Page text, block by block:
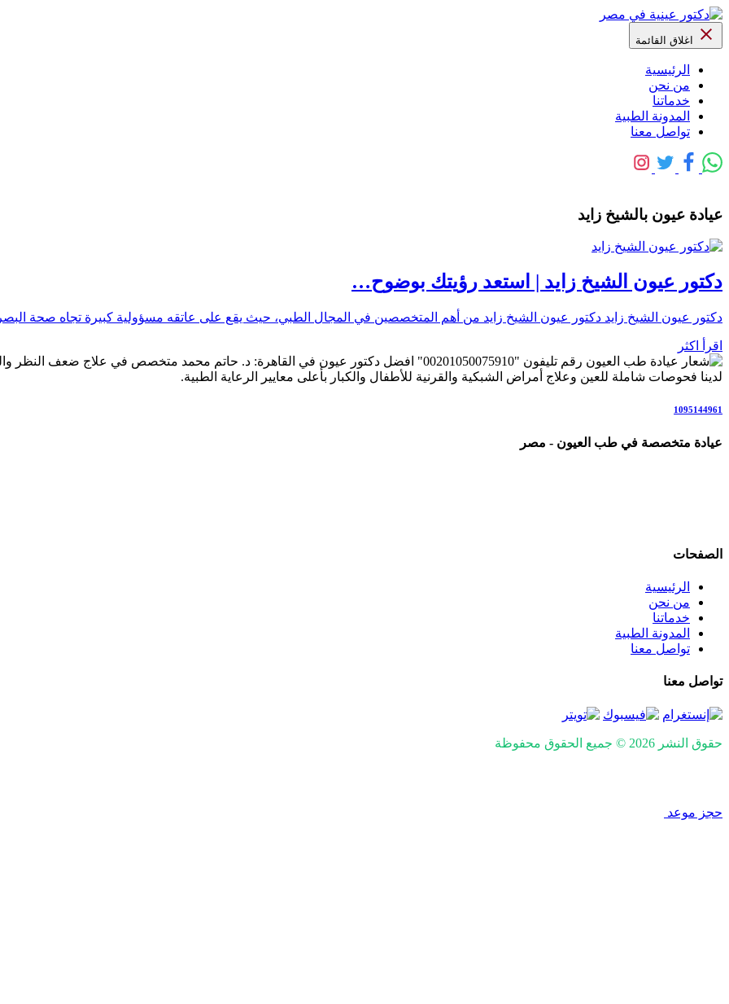
اغلاق القائمة
الرئيسية
من نحن
خدماتنا
المدونة الطبية
تواصل معنا
عيادة عيون بالشيخ زايد
دكتور عيون الشيخ زايد | استعد رؤيتك بوضوح…
دكتور عيون الشيخ زايد دكتور عيون الشيخ زايد من أهم المتخصصين في المجال الطبي، حيث يقع على عاتقه مسؤولية كبيرة تجاه صحة
اقرأ اكثر
رقم تليفون "00201050075910" افضل دكتور عيون في القاهرة: د. حاتم محمد متخصص في علاج ضعف
لدينا فحوصات شاملة للعين وعلاج أمراض الشبكية والقرنية للأطفال والكبار بأعلى معايير الرعاية الطبية.
1095144961
عيادة متخصصة في طب العيون - مصر
الصفحات
الرئيسية
من نحن
خدماتنا
المدونة الطبية
تواصل معنا
تواصل معنا
حقوق النشر 2026 © جميع الحقوق محفوظة
حجز موعد